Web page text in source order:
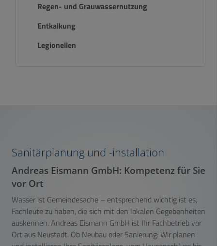
Regen- und Grauwassernutzung
Entkalkung
Legionellen
Sanitärplanung und -installation
Andreas Eismann GmbH: Kompetenz für Sie
vor Ort
Wasser ist Gemeindesache – entsprechend wichtig ist es,
Fachleute zu haben, die sich mit den lokalen Gegebenheiten
auskennen. Andreas Eismann GmbH ist Ihr Fachbetrieb vor
Ort aus Neustadt. Ob Neubau oder Sanierung: Wir planen